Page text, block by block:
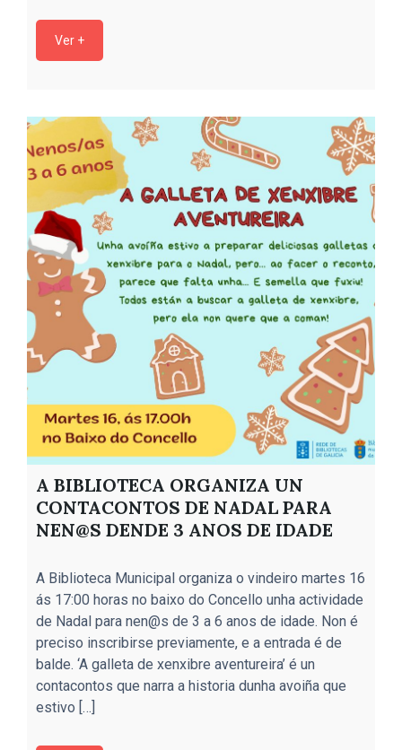
Ver +
A BIBLIOTECA ORGANIZA UN
CONTACONTOS DE NADAL PARA
NEN@S DENDE 3 ANOS DE IDADE
A Biblioteca Municipal organiza o vindeiro martes 16
ás 17:00 horas no baixo do Concello unha actividade
de Nadal para nen@s de 3 a 6 anos de idade. Non é
preciso inscribirse previamente, e a entrada é de
balde. ‘A galleta de xenxibre aventureira’ é un
contacontos que narra a historia dunha avoiña que
estivo […]